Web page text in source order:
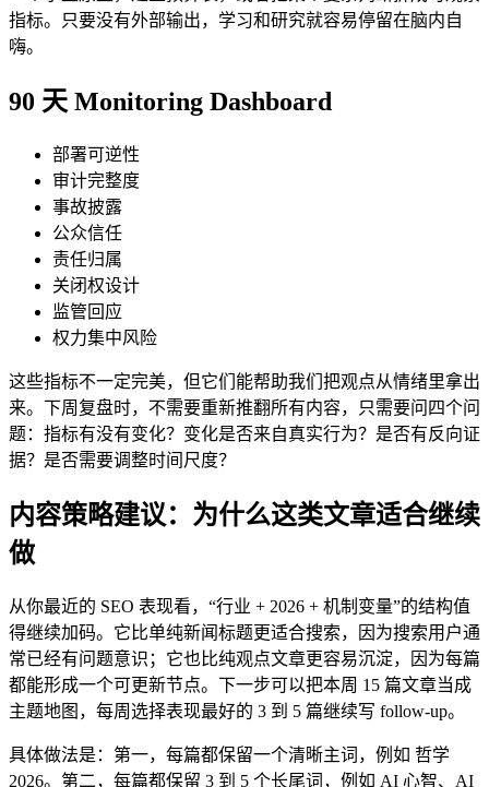
指标。只要没有外部输出，学习和研究就容易停留在脑内自
嗨。
90 天 Monitoring Dashboard
部署可逆性
审计完整度
事故披露
公众信任
责任归属
关闭权设计
监管回应
权力集中风险
这些指标不一定完美，但它们能帮助我们把观点从情绪里拿出
来。下周复盘时，不需要重新推翻所有内容，只需要问四个问
题：指标有没有变化？变化是否来自真实行为？是否有反向证
据？是否需要调整时间尺度？
内容策略建议：为什么这类文章适合继续
做
从你最近的 SEO 表现看，“行业 + 2026 + 机制变量”的结构值
得继续加码。它比单纯新闻标题更适合搜索，因为搜索用户通
常已经有问题意识；它也比纯观点文章更容易沉淀，因为每篇
都能形成一个可更新节点。下一步可以把本周 15 篇文章当成
主题地图，每周选择表现最好的 3 到 5 篇继续写 follow-up。
具体做法是：第一，每篇都保留一个清晰主词，例如 哲学
2026。第二，每篇都保留 3 到 5 个长尾词，例如 AI 心智、AI